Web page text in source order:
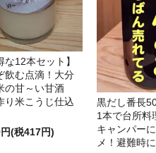
な12本セット】
飲む点滴！大分
の甘～い甘酒
り米こうじ仕込
(税417円)
黒だし番長
1本で台所料
キャンパー
メ！避難時